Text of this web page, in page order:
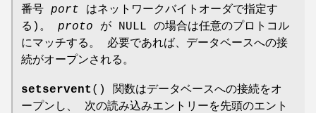
番号 port はネットワークバイトオーダで指定す
る)。 proto が NULL の場合は任意のプロトコル
にマッチする。 必要であれば、データベースへの接
続がオープンされる。
setservent () 関数はデータベースへの接続をオ
ープンし、 次の読み込みエントリーを先頭のエント